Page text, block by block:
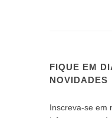
FIQUE EM
NOVIDADES
Inscreva-se em